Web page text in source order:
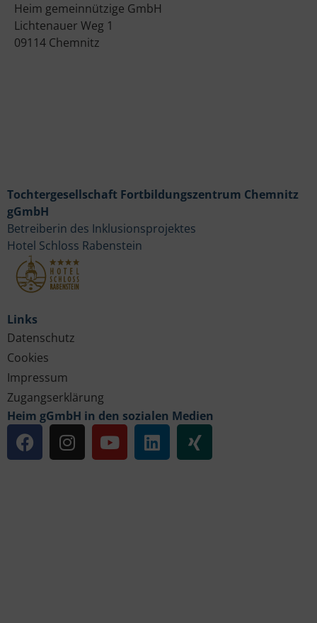
Heim gemeinnützige GmbH
Lichtenauer Weg 1
09114 Chemnitz
Links
Datenschutz
Cookies
Impressum
Zugangserklärung
Heim gGmbH in den sozialen Medien
Tochtergesellschaft Fortbildungszentrum Chemnitz
gGmbH
Betreiberin des Inklusionsprojektes
Hotel Schloss Rabenstein